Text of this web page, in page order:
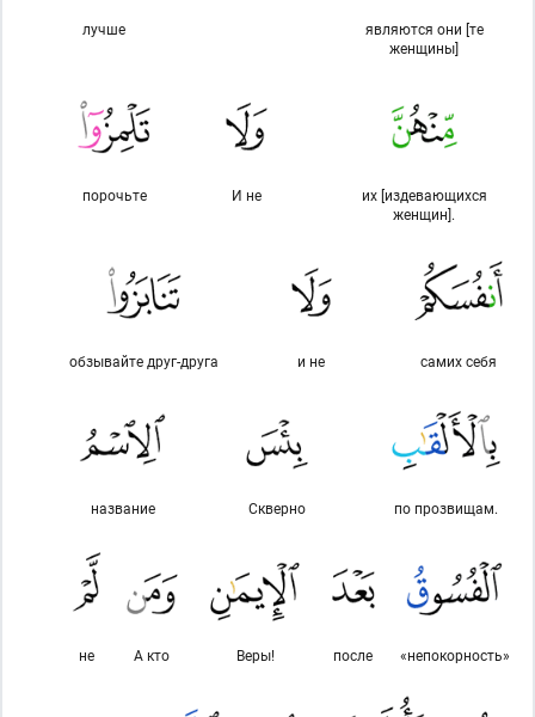
являются они [те
женщины]
лучше
их [издевающихся
женщин].
И не
порочьте
самих себя
и не
обзывайте друг-друга
по прозвищам.
Скверно
название
«непокорность»
после
Веры!
А кто
не